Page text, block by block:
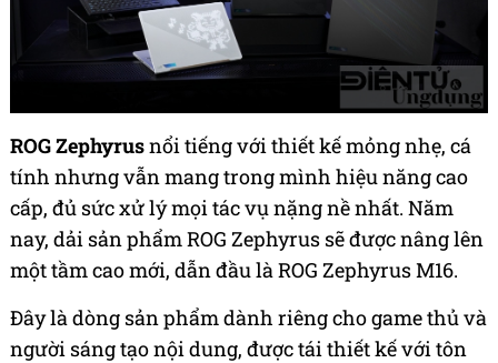
ROG Zephyrusnổi tiếng với thiết kế mỏng nhẹ, cá
tính nhưng vẫn mang trong mình hiệu năng cao
cấp, đủ sức xử lý mọi tác vụ nặng nề nhất. Năm
nay, dải sản phẩm ROG Zephyrus sẽ được nâng lên
một tầm cao mới, dẫn đầu là ROG Zephyrus M16.
Đây là dòng sản phẩm dành riêng cho game thủ và
người sáng tạo nội dung, được tái thiết kế với tôn